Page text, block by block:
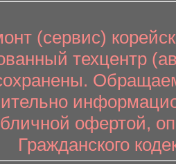
(сервис)
техцентр
офертой,
Гражданского